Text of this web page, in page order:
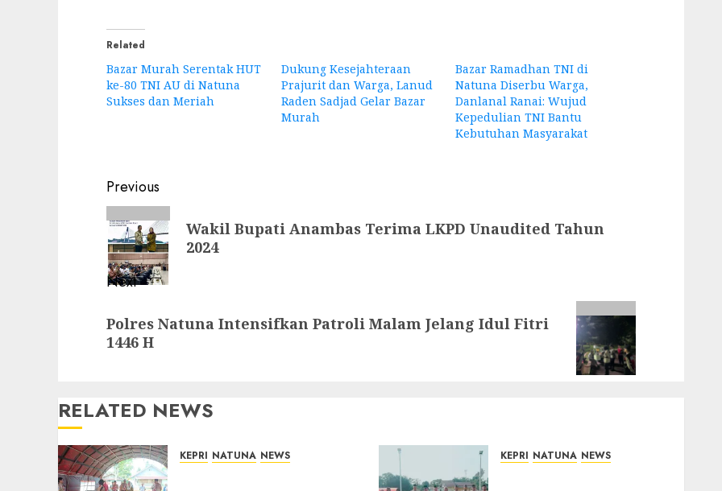
Related
Bazar Murah Serentak HUT
ke-80 TNI AU di Natuna
Sukses dan Meriah
Dukung Kesejahteraan
Prajurit dan Warga, Lanud
Raden Sadjad Gelar Bazar
Murah
Bazar Ramadhan TNI di
Natuna Diserbu Warga,
Danlanal Ranai: Wujud
Kepedulian TNI Bantu
Kebutuhan Masyarakat
Post
navigation
Previous
Previous
post:
Wakil Bupati Anambas Terima LKPD Unaudited Tahun
2024
Next
post:
Polres Natuna Intensifkan Patroli Malam Jelang Idul Fitri
1446 H
RELATED NEWS
KEPRI NATUNA NEWS KEPRI NATUNA NEWS